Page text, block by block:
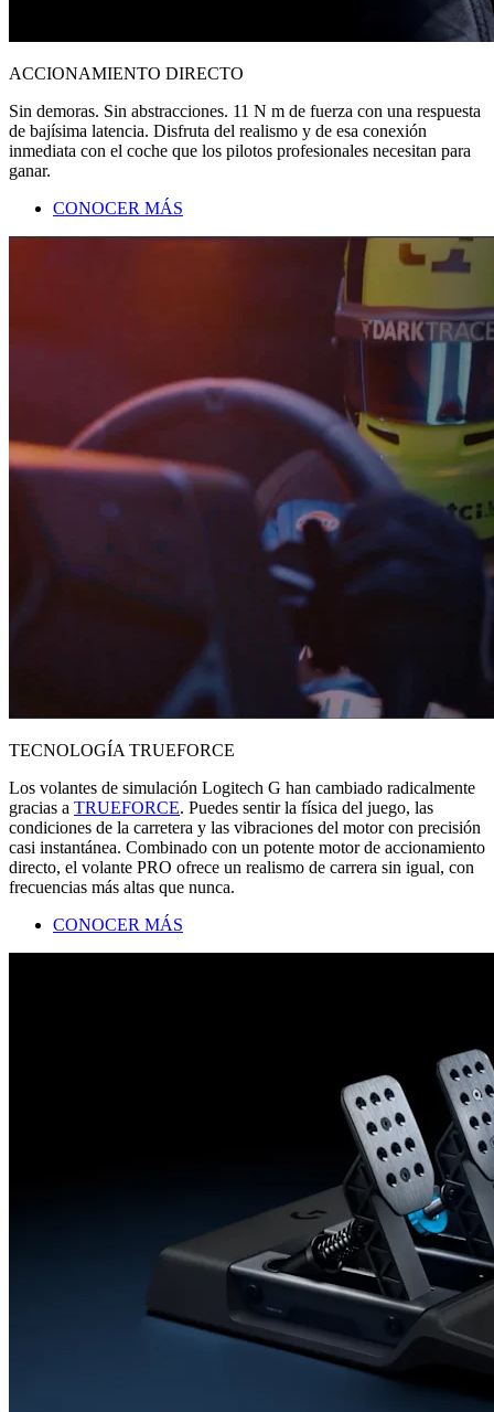
ACCIONAMIENTO DIRECTO
Sin demoras. Sin abstracciones. 11 N m de fuerza con una respuesta
de bajísima latencia. Disfruta del realismo y de esa conexión
inmediata con el coche que los pilotos profesionales necesitan para
ganar.
CONOCER MÁS
TECNOLOGÍA TRUEFORCE
Los volantes de simulación Logitech G han cambiado radicalmente
gracias a TRUEFORCE. Puedes sentir la física del juego, las
condiciones de la carretera y las vibraciones del motor con precisión
casi instantánea. Combinado con un potente motor de accionamiento
directo, el volante PRO ofrece un realismo de carrera sin igual, con
frecuencias más altas que nunca.
CONOCER MÁS